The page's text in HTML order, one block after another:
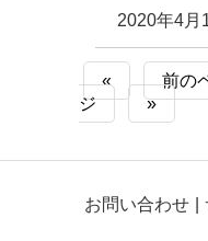
2020年4月
« 前の
ジ
»
お問い合わせ